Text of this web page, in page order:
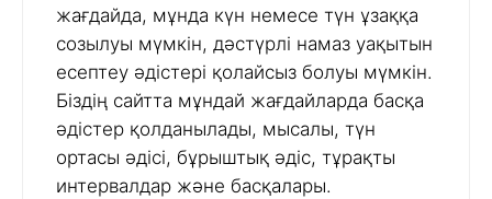
жағдайда, мұнда күн немесе түн ұзаққа
созылуы мүмкін, дәстүрлі намаз уақытын
есептеу әдістері қолайсыз болуы мүмкін.
Біздің сайтта мұндай жағдайларда басқа
әдістер қолданылады, мысалы, түн
ортасы әдісі, бұрыштық әдіс, тұрақты
интервалдар және басқалары.